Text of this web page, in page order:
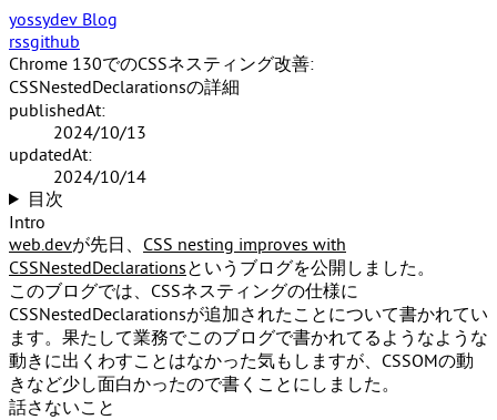
yossydev Blog
rssgithub
Chrome 130でのCSSネスティング改善:
CSSNestedDeclarationsの詳細
publishedAt:
2024/10/13
updatedAt:
2024/10/14
目次
Intro
web.devが先日、 CSS nesting improves with
CSSNestedDeclarationsというブログを公開しました。
このブログでは、CSSネスティングの仕様に
CSSNestedDeclarationsが追加されたことについて書かれてい
ます。果たして業務でこのブログで書かれてるようなような
動きに出くわすことはなかった気もしますが、CSSOMの動
きなど少し面白かったので書くことにしました。
話さないこと